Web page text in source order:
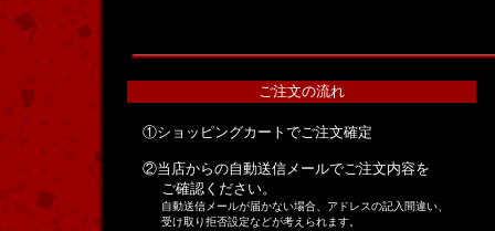
ご注文の流れ
①ショッピングカートでご注文確定
②当店からの自動送信メールでご注文内容を
ご確認ください。
自動送信メールが届かない場合、アドレスの記入間違い、
受け取り拒否設定などが考えられます。